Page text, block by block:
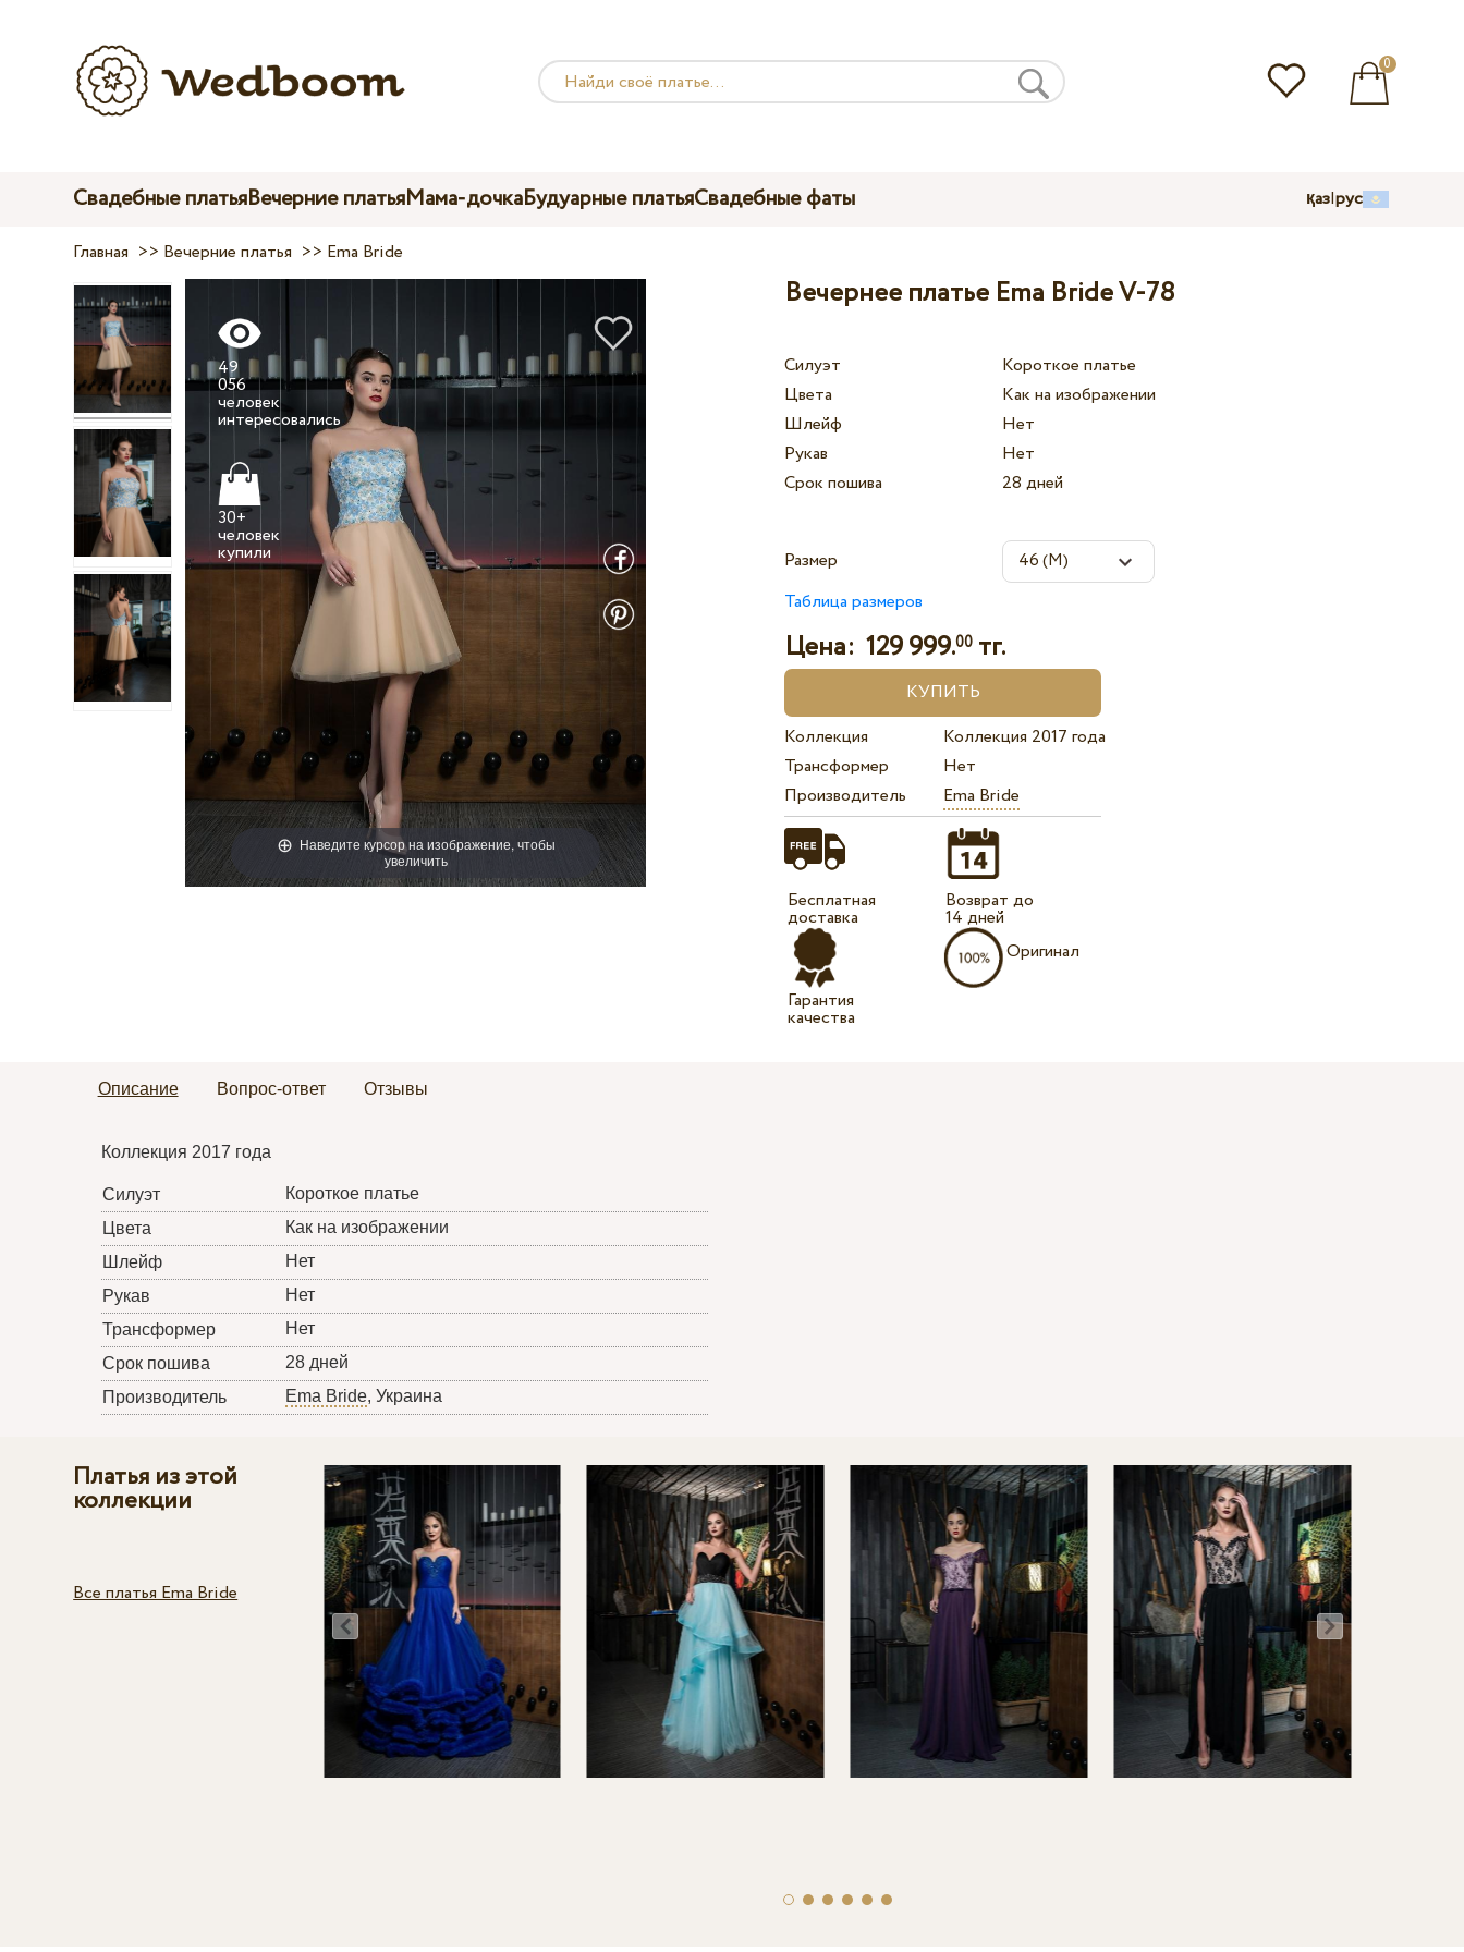
0
Свадебные платьяВечерние платьяМама-дочкаБудуарные платьяСвадебные фаты қаз|рус
Главная >> Вечерние платья >> Ema Bride
Наведите курсор на изображение, чтобы
увеличить
49
056
человек
30+
человек
купили
Вечернее платье Ema Bride V-78
Силуэт
Короткое платье
Цвета
Как на изображении
Шлейф
Нет
Рукав
Нет
Срок пошива
28 дней
Размер
Таблица размеров
Цена:129 999.00 тг.
Коллекция
Коллекция 2017 года
Трансформер
Нет
Производитель
Ema Bride
Бесплатная
доставка
Гарантия
качества
Возврат до
14 дней
Оригинал
Описание Вопрос-ответ Отзывы
Коллекция 2017 года
Силуэт
Короткое платье
Цвета
Как на изображении
Шлейф
Нет
Рукав
Нет
Трансформер
Нет
Срок пошива
28 дней
Производитель
Ema Bride, Украина
Платья из этой
коллекции
Все платья Ema Bride